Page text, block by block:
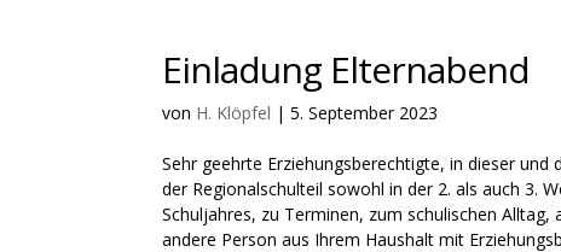
Einladung Elternabend
von H. Klöpfel |5. September 2023
Sehr geehrte Erziehungsberechtigte, in dieser
der Regionalschulteil sowohl in der 2. als auch 3.
Schuljahres, zu Terminen, zum schulischen
andere Person aus Ihrem Haushalt mit